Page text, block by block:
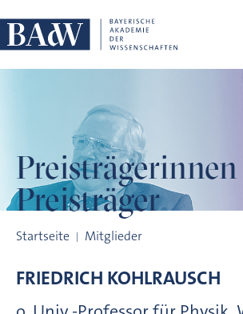
Preisträgerinnen
Preisträger
Startseite Mitglieder
FRIEDRICH KOHLRAUSCH